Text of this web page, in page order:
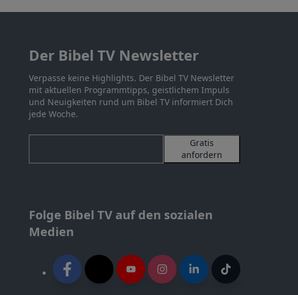
Der Bibel TV Newsletter
Verpasse keine Highlights. Der Bibel TV Newsletter
mit aktuellen Programmtipps, geistlichem Impuls
und Neuigkeiten rund um Bibel TV informiert Dich
jede Woche.
Gratis
anfordern
Folge Bibel TV auf den sozialen
Medien